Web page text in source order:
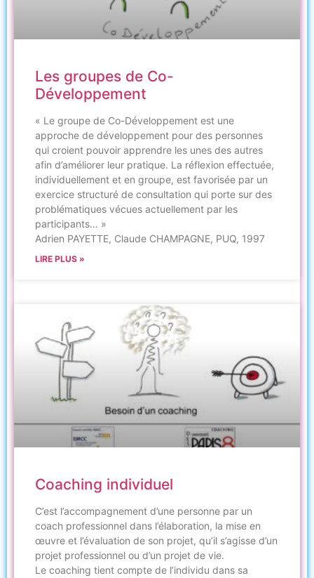
Les groupes de Co-
Développement
« Le groupe de Co-Développement est une
approche de développement pour des personnes
qui croient pouvoir apprendre les unes des autres
afin d’améliorer leur pratique. La réflexion effectuée,
individuellement et en groupe, est favorisée par un
exercice structuré de consultation qui porte sur des
problématiques vécues actuellement par les
participants… »
Adrien PAYETTE, Claude CHAMPAGNE, PUQ, 1997
LIRE PLUS »
Coaching individuel
C’est l’accompagnement d’une personne par un
coach professionnel dans l’élaboration, la mise en
œuvre et l’évaluation de son projet, qu’il s’agisse d’un
projet professionnel ou d’un projet de vie.
Le coaching tient compte de l’individu dans sa